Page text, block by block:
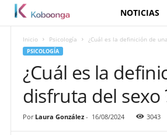
o
o
o
NOTICIAS
Inicio Psicología ¿Cuál es la definición de
PSICOLOGÍA
¿Cuál es la
disfruta del sexo
Por Laura González- 16/08/2024 3043